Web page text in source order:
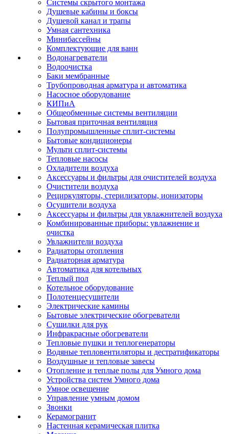
Системы скрытого монтажа
Душевые кабины и боксы
Душевой канал и трапы
Умная сантехника
Минибассейны
Комплектующие для ванн
Водонагреватели
Водоочистка
Баки мембранные
Трубопроводная арматура и автоматика
Насосное оборудование
КИПиА
Общеобменные системы вентиляции
Бытовая приточная вентиляция
Полупромышленные сплит-системы
Бытовые кондиционеры
Мульти сплит-системы
Тепловые насосы
Охладители воздуха
Аксессуары и фильтры для очистителей воздуха
Очистители воздуха
Рециркуляторы, стерилизаторы, ионизаторы
Осушители воздуха
Аксессуары и фильтры для увлажнителей воздуха
Комбинированные приборы: увлажнение и
очистка
Увлажнители воздуха
Радиаторы отопления
Радиаторная арматура
Автоматика для котельных
Теплый пол
Котельное оборудование
Полотенцесушители
Электрические камины
Бытовые электрические обогреватели
Сушилки для рук
Инфракрасные обогреватели
Тепловые пушки и теплогенераторы
Водяные тепловентиляторы и дестратификаторы
Воздушные и тепловые завесы
Отопление и теплые полы для Умного дома
Устройства систем Умного дома
Умное освещение
Управление умным домом
Звонки
Керамогранит
Настенная керамическая плитка